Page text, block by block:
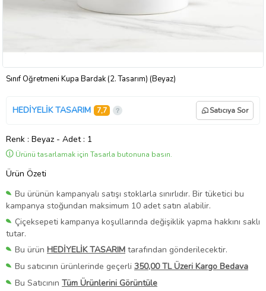
Sınıf Öğretmeni Kupa Bardak (2. Tasarım) (Beyaz)
HEDİYELİK TASARIM 7,7 Satıcıya Sor
Renk : Beyaz - Adet : 1
Ürünü tasarlamak için Tasarla butonuna basın.
Ürün Özeti
Bu ürünün kampanyalı satışı stoklarla sınırlıdır. Bir tüketici bu
kampanya stoğundan maksimum 10 adet satın alabilir.
Çiçeksepeti kampanya koşullarında değişiklik yapma hakkını saklı
tutar.
Bu ürün HEDİYELİK TASARIM tarafından gönderilecektir.
Bu satıcının ürünlerinde geçerli 350,00 TL Üzeri Kargo Bedava
Bu Satıcının Tüm Ürünlerini Görüntüle